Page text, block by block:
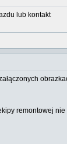
lub kontakt
remontowej